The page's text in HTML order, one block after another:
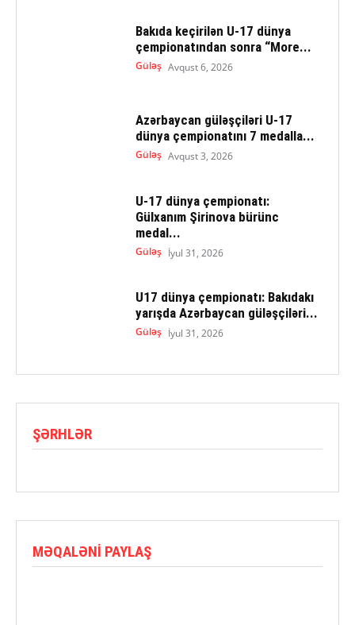
Bakıda keçirilən U-17 dünya
çempionatından sonra “More...
Güləş Avqust 6, 2026
Azərbaycan güləşçiləri U-17
dünya çempionatını 7 medalla...
Güləş Avqust 3, 2026
U-17 dünya çempionatı:
Gülxanım Şirinova bürünc
medal...
Güləş İyul 31, 2026
U17 dünya çempionatı: Bakıdakı
yarışda Azərbaycan güləşçiləri...
Güləş İyul 31, 2026
ŞƏRHLƏR
MƏQALƏNI PAYLAŞ